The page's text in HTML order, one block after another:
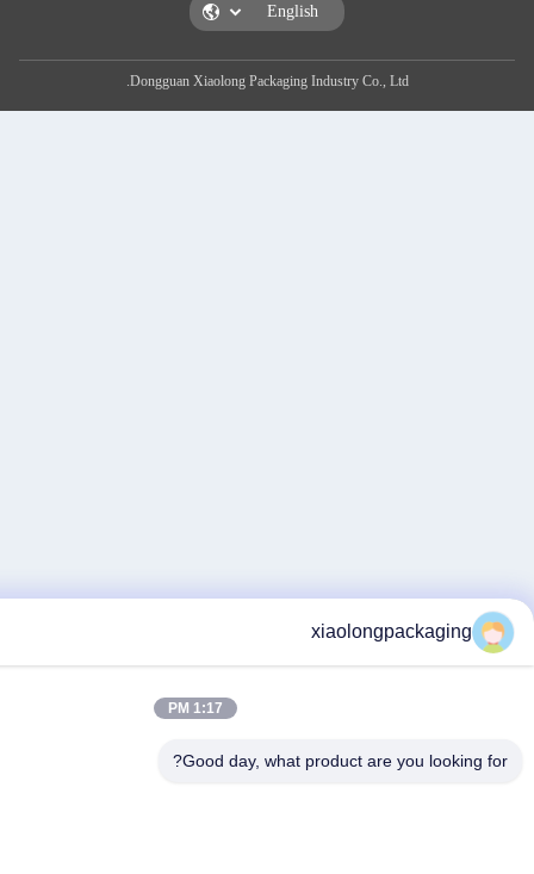
Dongguan Xiaolong Packaging Industry Co.,
Good day, what product